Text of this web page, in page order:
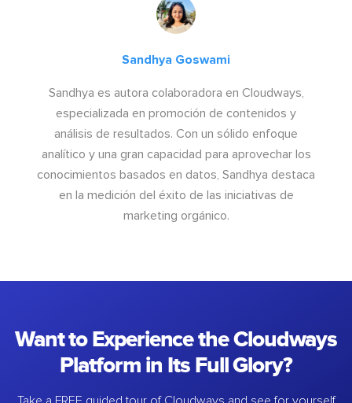
Sandhya Goswami
Sandhya es autora colaboradora en Cloudways,
especializada en promoción de contenidos y
análisis de resultados. Con un sólido enfoque
analítico y una gran capacidad para aprovechar los
conocimientos basados en datos, Sandhya destaca
en la medición del éxito de las iniciativas de
marketing orgánico.
Want to Experience the Cloudways
Platform in Its Full Glory?